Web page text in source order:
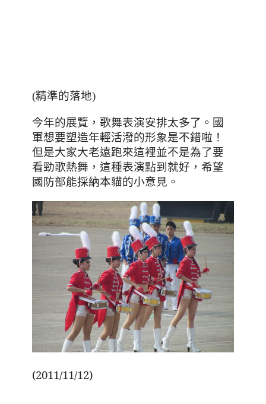
(精準的落地)
今年的展覽，歌舞表演安排太多了。國
軍想要塑造年輕活潑的形象是不錯啦！
但是大家大老遠跑來這裡並不是為了要
看勁歌熱舞，這種表演點到就好，希望
國防部能採納本貓的小意見。
(2011/11/12)